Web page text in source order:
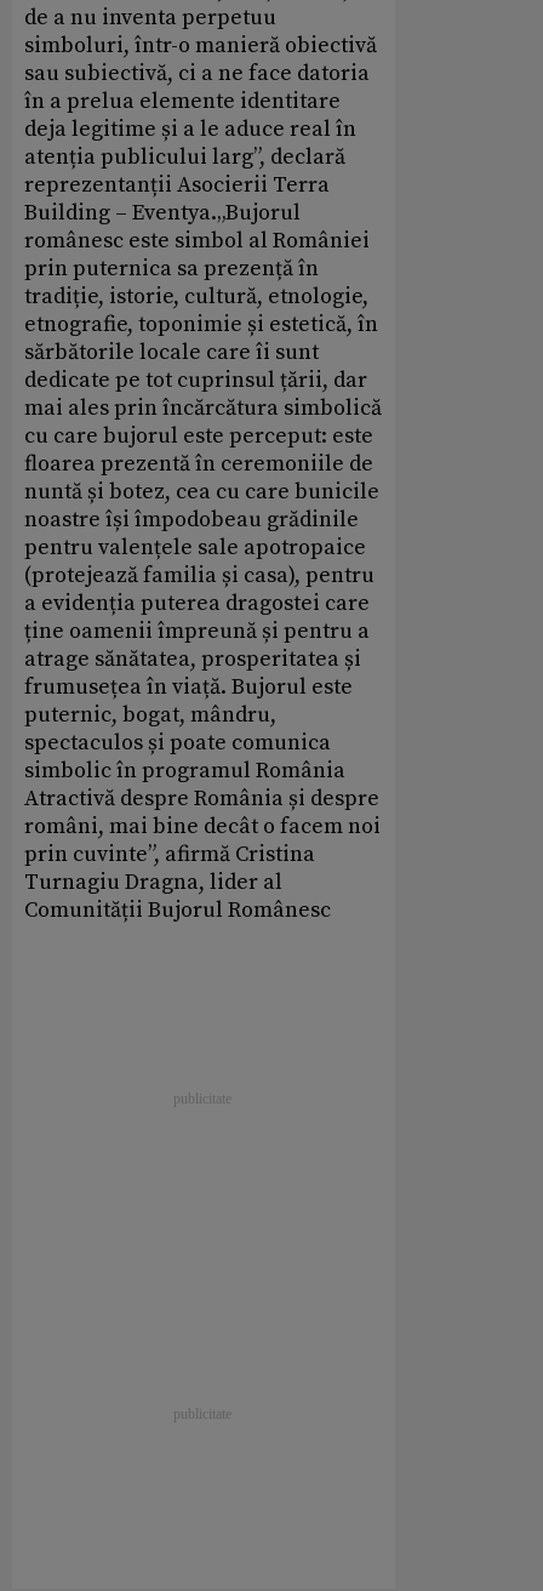
de a nu inventa perpetuu
simboluri, într-o manieră obiectivă
sau subiectivă, ci a ne face datoria
în a prelua elemente identitare
deja legitime și a le aduce real în
atenția publicului larg”, declară
reprezentanții Asocierii Terra
Building – Eventya.„Bujorul
românesc este simbol al României
prin puternica sa prezență în
tradiție, istorie, cultură, etnologie,
etnografie, toponimie și estetică, în
sărbătorile locale care îi sunt
dedicate pe tot cuprinsul țării, dar
mai ales prin încărcătura simbolică
cu care bujorul este perceput: este
floarea prezentă în ceremoniile de
nuntă și botez, cea cu care bunicile
noastre își împodobeau grădinile
pentru valențele sale apotropaice
(protejează familia și casa), pentru
a evidenția puterea dragostei care
ține oamenii împreună și pentru a
atrage sănătatea, prosperitatea și
frumusețea în viață. Bujorul este
puternic, bogat, mândru,
spectaculos și poate comunica
simbolic în programul România
Atractivă despre România și despre
români, mai bine decât o facem noi
prin cuvinte”, afirmă Cristina
Turnagiu Dragna, lider al
Comunității Bujorul Românesc